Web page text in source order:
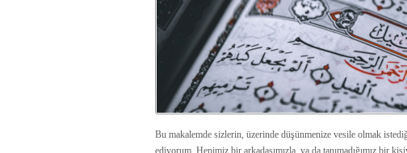
Bu makalemde sizlerin, üzerinde düşünmenize vesile olmak
ediyorum. Hepimiz bir arkadaşımızla, ya da tanımadığımız bir